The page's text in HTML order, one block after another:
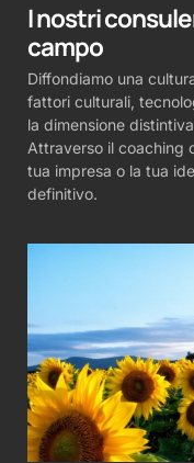
I nostri
campo
Diffondiamo una
fattori culturali,
la dimensione
Attraverso il coaching
tua impresa o la tua
definitivo.